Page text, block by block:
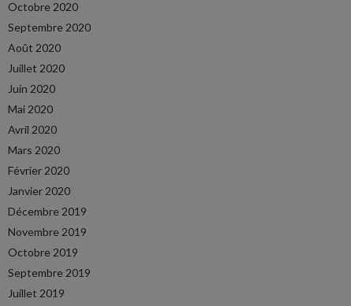
Octobre 2020
Septembre 2020
Août 2020
Juillet 2020
Juin 2020
Mai 2020
Avril 2020
Mars 2020
Février 2020
Janvier 2020
Décembre 2019
Novembre 2019
Octobre 2019
Septembre 2019
Juillet 2019